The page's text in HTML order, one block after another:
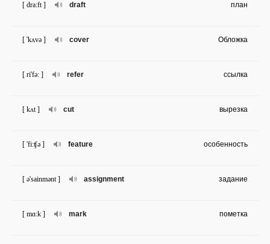
draft
[ dra:ft ] план
cover
[ 'kʌvə ] Обложка
refer
[ ri'fə: ] ссылка
cut
[ kʌt ] вырезка
feature
[ 'fi:ʧə ] особенность
assignment
[ ə'sainmənt ] задание
mark
[ mɑ:k ] пометка